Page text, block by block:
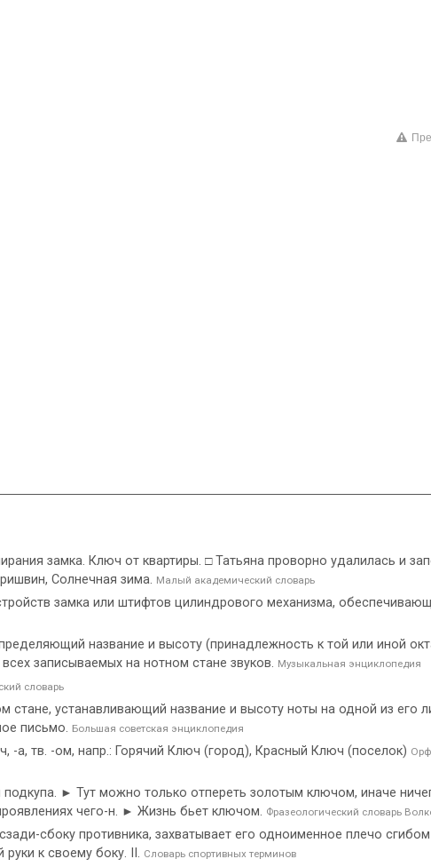
замка. Ключ от квартиры. □ Татьяна проворно удалилась и
Солнечная зима. Малый академический словарь
замка или штифтов цилиндрового механизма,
название и высоту (принадлежность к той или иной
записываемых на нотном стане звуков. Музыкальная энциклопедия
словарь
стане, устанавливающий название и высоту ноты на одной из его
письмо. Большая советская энциклопедия
-а, тв. -ом, напр.: Горячий Ключ (город), Красный Ключ (поселок)
► Тут можно только отпереть золотым ключом, иначе
чего-н. ► Жизнь бьет ключом. Фразеологический словарь
сбоку противника, захватывает его одноименное плечо сгибом
к своему боку. II. Словарь спортивных терминов